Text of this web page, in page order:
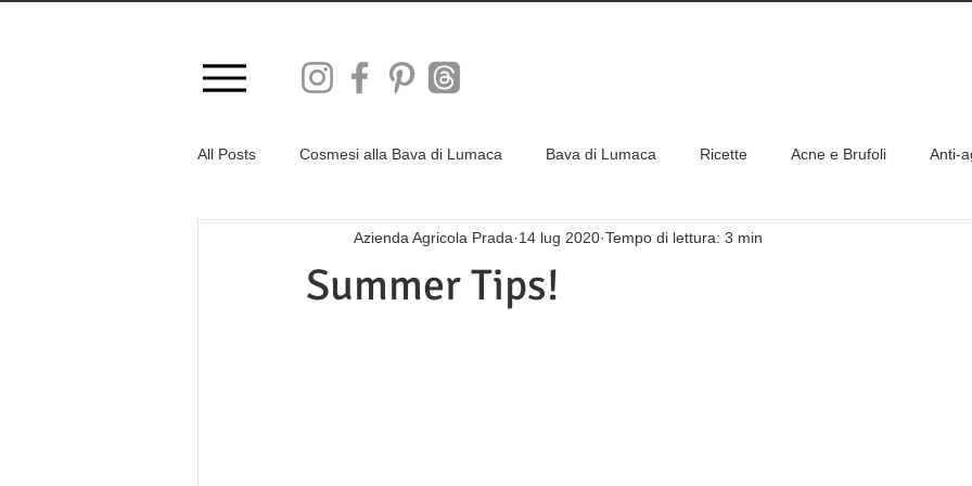
All Posts Cosmesi alla Bava di Lumaca Bava di Lumaca Ricette Acne e Brufoli Anti-
Giardinaggio Conserve Frutti di Bosco Come abbinare al meglio i prodotti
Summer Tips!
Azienda Agricola Prada 14 lug 2020 Tempo di lettura: 3 min